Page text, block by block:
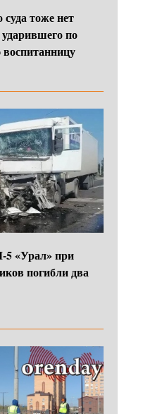
тоже нет
по
5 «Урал» при
погибли два